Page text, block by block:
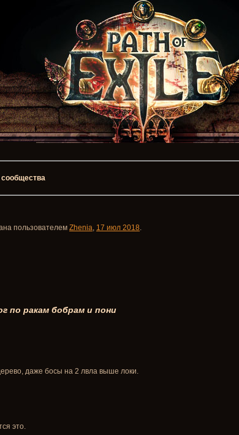
пользователем Zhenia, 17 июл 2018.
по ракам бобрам и пони
даже босы на 2 лвла выше локи.
это.